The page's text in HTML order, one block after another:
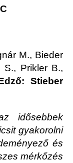
M., Bieder
S., Prikler B.,
Stieber
idősebbek
gyakorolni
és
mérkőzés